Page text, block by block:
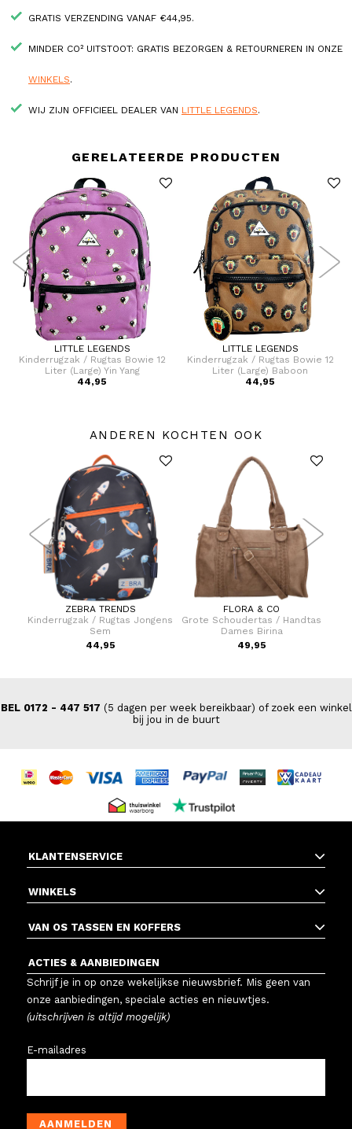
GRATIS VERZENDING VANAF €44,95.
MINDER CO² UITSTOOT: GRATIS BEZORGEN & RETOURNEREN IN ONZE
WINKELS.
WIJ ZIJN OFFICIEEL DEALER VAN LITTLE LEGENDS.
GERELATEERDE PRODUCTEN
LITTLE LEGENDS
Kinderrugzak / Rugtas Bowie 12
Liter (Large) Yin Yang
44,95
LITTLE LEGENDS
Kinderrugzak / Rugtas Bowie 12
Liter (Large) Baboon
44,95
ANDEREN KOCHTEN OOK
ZEBRA TRENDS
Kinderrugzak / Rugtas Jongens
Sem
44,95
FLORA & CO
Grote Schoudertas / Handtas
Dames Birina
49,95
BEL 0172 - 447 517 (5 dagen per week bereikbaar) of zoek een winkel
bij jou in de buurt
KLANTENSERVICE
WINKELS
VAN OS TASSEN EN KOFFERS
ACTIES & AANBIEDINGEN
Schrijf je in op onze wekelijkse nieuwsbrief. Mis geen van
onze aanbiedingen, speciale acties en nieuwtjes.
(uitschrijven is altijd mogelijk)
E-mailadres
AANMELDEN